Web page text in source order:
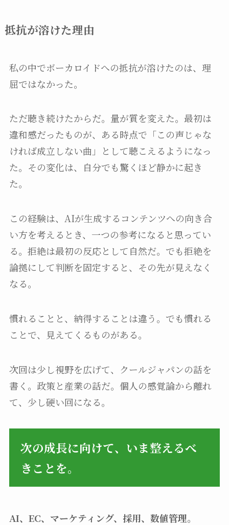
抵抗が溶けた理由
私の中でボーカロイドへの抵抗が溶けたのは、理
屈ではなかった。
ただ聴き続けたからだ。量が質を変えた。最初は
違和感だったものが、ある時点で「この声じゃな
ければ成立しない曲」として聴こえるようになっ
た。その変化は、自分でも驚くほど静かに起き
た。
この経験は、AIが生成するコンテンツへの向き合
い方を考えるとき、一つの参考になると思ってい
る。拒絶は最初の反応として自然だ。でも拒絶を
論拠にして判断を固定すると、その先が見えなく
なる。
慣れることと、納得することは違う。でも慣れる
ことで、見えてくるものがある。
次回は少し視野を広げて、クールジャパンの話を
書く。政策と産業の話だ。個人の感覚論から離れ
て、少し硬い回になる。
次の成長に向けて、いま整えるべ
きことを。
AI、EC、マーケティング、採用、数値管理。